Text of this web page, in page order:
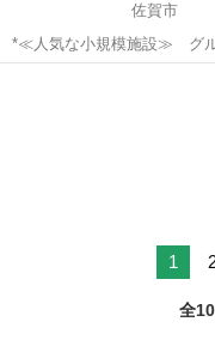
佐賀市
*≪人気な小規模施設≫ グ
260003* 【資格・経験】 資格：不問 経験：必須 【仕事内容】 *ポイン
1
全